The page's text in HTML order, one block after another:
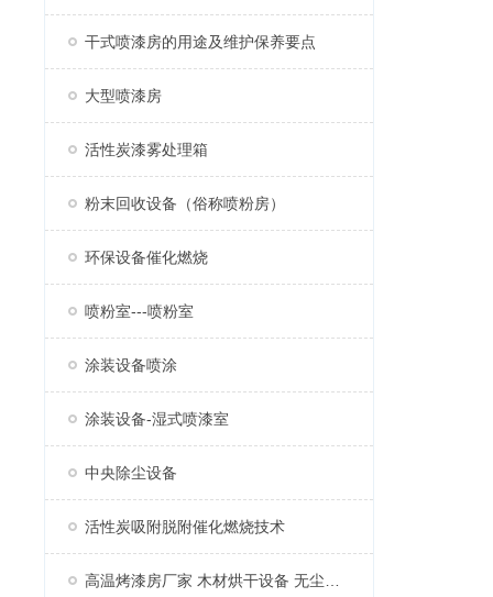
干式喷漆房的用途及维护保养要点
大型喷漆房
活性炭漆雾处理箱
粉末回收设备（俗称喷粉房）
环保设备催化燃烧
喷粉室---喷粉室
涂装设备喷涂
涂装设备-湿式喷漆室
中央除尘设备
活性炭吸附脱附催化燃烧技术